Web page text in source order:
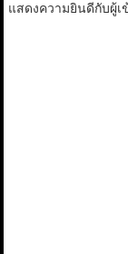
แสดงความยินดีกับผู้เ